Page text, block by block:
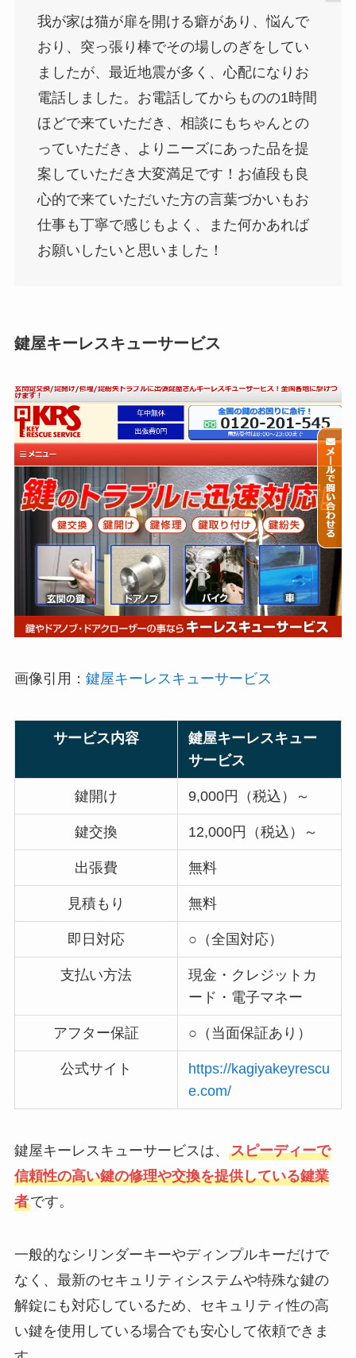
我が家は猫が扉を開ける癖があり、悩んで
おり、突っ張り棒でその場しのぎをしてい
ましたが、最近地震が多く、心配になりお
電話しました。お電話してからものの1時間
ほどで来ていただき、相談にもちゃんとの
っていただき、よりニーズにあった品を提
案していただき大変満足です！お値段も良
心的で来ていただいた方の言葉づかいもお
仕事も丁寧で感じもよく、また何かあれば
お願いしたいと思いました！
鍵屋キーレスキューサービス
画像引用： 鍵屋キーレスキューサービス
サービス内容
鍵屋キーレスキュー
サービス
鍵開け 9,000円（税込）～
鍵交換 12,000円（税込）～
出張費 無料
見積もり 無料
即日対応 ○（全国対応）
支払い方法
現金・クレジットカ
ード・電子マネー
アフター保証 ○（当面保証あり）
公式サイト
https://kagiyakeyrescu
e.com/
鍵屋キーレスキューサービスは、 スピーディーで
信頼性の高い鍵の修理や交換を提供している鍵業
者です。
一般的なシリンダーキーやディンプルキーだけで
なく、最新のセキュリティシステムや特殊な鍵の
解錠にも対応しているため、セキュリティ性の高
い鍵を使用している場合でも安心して依頼できま